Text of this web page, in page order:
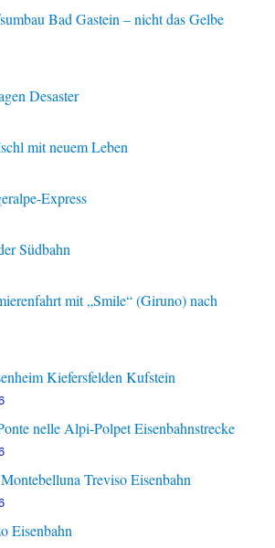
Bad Gastein – nicht das Gelbe
Desaster
mit neuem Leben
Express
Südbahn
mit „Smile“ (Giruno) nach
Kiefersfelden Kufstein
nelle Alpi-Polpet Eisenbahnstrecke
Treviso Eisenbahn
Eisenbahn